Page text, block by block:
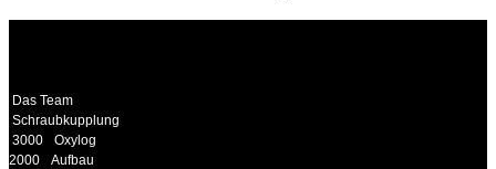
Das Team
Schraubkupplung
3000
Oxylog
2000
Aufbau